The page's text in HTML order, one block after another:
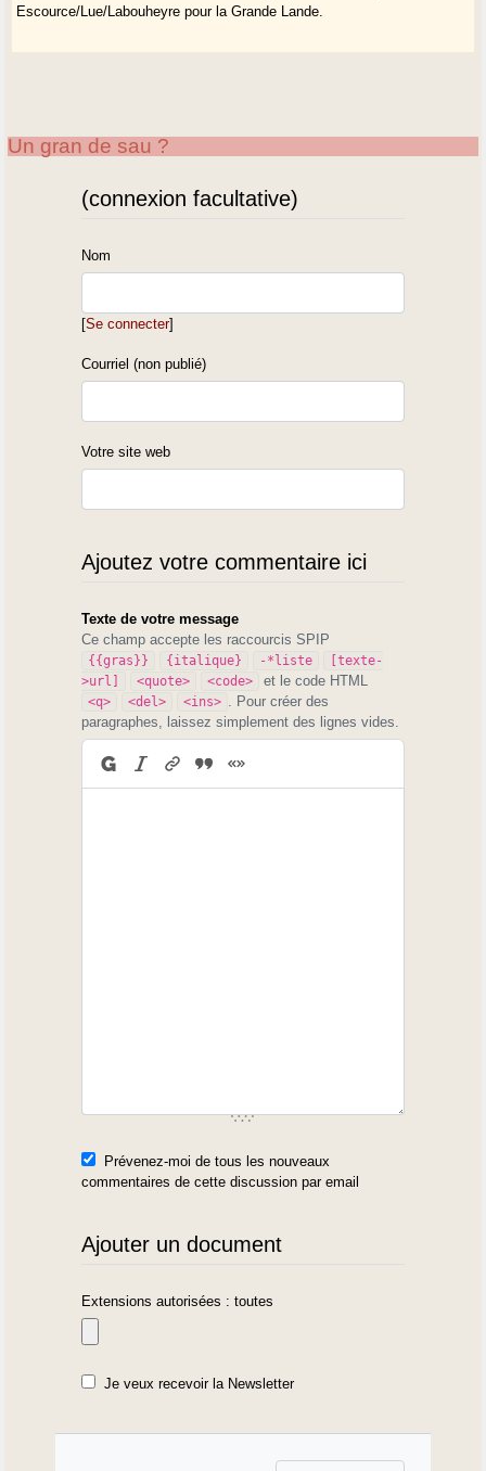
Escource/Lue/Labouheyre pour la Grande Lande.
Un gran de sau ?
(connexion facultative)
Nom
[Se connecter]
Courriel (non publié)
Votre site web
Ajoutez votre commentaire ici
Texte de votre message
Ce champ accepte les raccourcis SPIP
{{gras}} {italique} -*liste
[texte-
>url]
<quote> <code> et le code HTML
<q> <del> <ins>
. Pour créer des
paragraphes, laissez simplement des lignes vides.
Prévenez-moi de tous les nouveaux
commentaires de cette discussion par email
Ajouter un document
Extensions autorisées : toutes
Je veux recevoir la Newsletter